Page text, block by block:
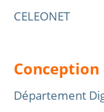
CELEONET
Conception
Département